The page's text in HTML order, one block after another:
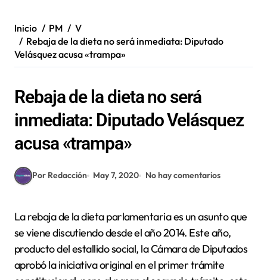
Inicio PM
V
Rebaja de la dieta no será inmediata: Diputado
Velásquez acusa «trampa»
Rebaja de la dieta no será
inmediata: Diputado Velásquez
acusa «trampa»
Por Redacción May 7, 2020 No hay comentarios
La rebaja de la dieta parlamentaria es un asunto que
se viene discutiendo desde el año 2014. Este año,
producto del estallido social, la Cámara de Diputados
aprobó la iniciativa original en el primer trámite